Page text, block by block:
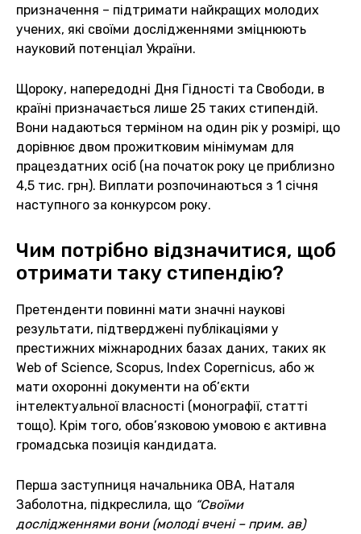
призначення – підтримати найкращих молодих
учених, які своїми дослідженнями зміцнюють
науковий потенціал України.
Щороку, напередодні Дня Гідності та Свободи, в
країні призначається лише 25 таких стипендій.
Вони надаються терміном на один рік у розмірі, що
дорівнює двом прожитковим мінімумам для
працездатних осіб (на початок року це приблизно
4,5 тис. грн). Виплати розпочинаються з 1 січня
наступного за конкурсом року.
Чим потрібно відзначитися, щоб
отримати таку стипендію?
Претенденти повинні мати значні наукові
результати, підтверджені публікаціями у
престижних міжнародних базах даних, таких як
Web of Science, Scopus, Index Copernicus, або ж
мати охоронні документи на об’єкти
інтелектуальної власності (монографії, статті
тощо). Крім того, обов’язковою умовою є активна
громадська позиція кандидата.
Перша заступниця начальника ОВА, Наталя
Заболотна, підкреслила, що “Своїми
дослідженнями вони (молоді вчені – прим. ав)